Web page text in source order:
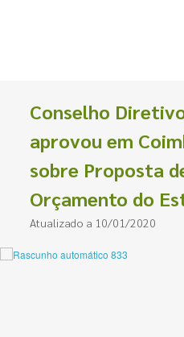
Pesquisar
Conselho
aprovou em
sobre Proposta
Orçamento do
Atualizado a 10/01/2020